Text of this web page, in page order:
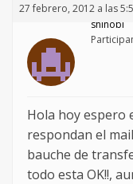
27 febrero, 2012 a las
shinobi
Hola hoy espero
respondan el
bauche de
todo esta OK!!,